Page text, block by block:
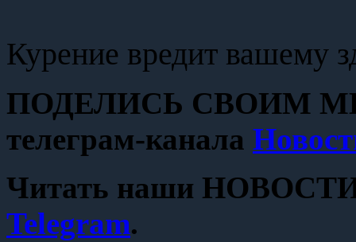
Курение вредит вашему
ПОДЕЛИСЬ СВОИМ
телеграм-канала
Читать наши НОВОСТИ
Telegram.